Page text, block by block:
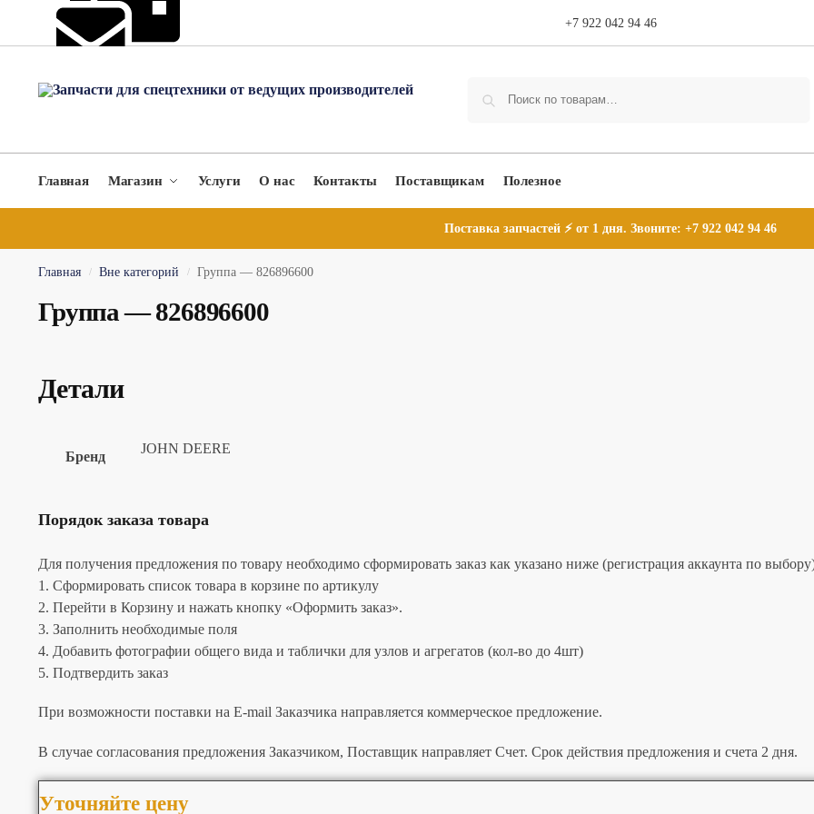
+7 922 042 94 46
Главная Магазин Услуги О нас Контакты Поставщикам Полезное
Поставка запчастей ⚡ от 1 дня. Звоните: +7 922 042 94 46
Главная / Вне категорий / Группа — 826896600
Группа — 826896600
Детали
Бренд
JOHN DEERE
Порядок заказа товара
Для получения предложения по товару необходимо сформировать заказ как указано ниже (регистрация аккаунта по
1. Сформировать список товара в корзине по артикулу
2. Перейти в Корзину и нажать кнопку «Оформить заказ».
3. Заполнить необходимые поля
4. Добавить фотографии общего вида и таблички для узлов и агрегатов (кол-во до 4шт)
5. Подтвердить заказ
При возможности поставки на E-mail Заказчика направляется коммерческое предложение.
В случае согласования предложения Заказчиком, Поставщик направляет Счет. Срок действия предложения и счета 2 дня.
Уточняйте цену